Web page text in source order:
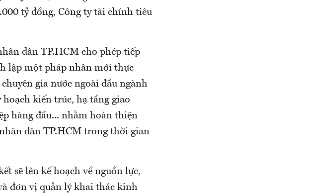
tỷ đồng, Công ty tài chính tiêu
dân TP.HCM cho phép tiếp
lập một pháp nhân mới thực
gia nước ngoài đầu ngành
kiến trúc, hạ tầng giao
hàng đầu... nhằm hoàn thiện
dân TP.HCM trong thời gian
sẽ lên kế hoạch về nguồn lực,
đơn vị quản lý khai thác kinh